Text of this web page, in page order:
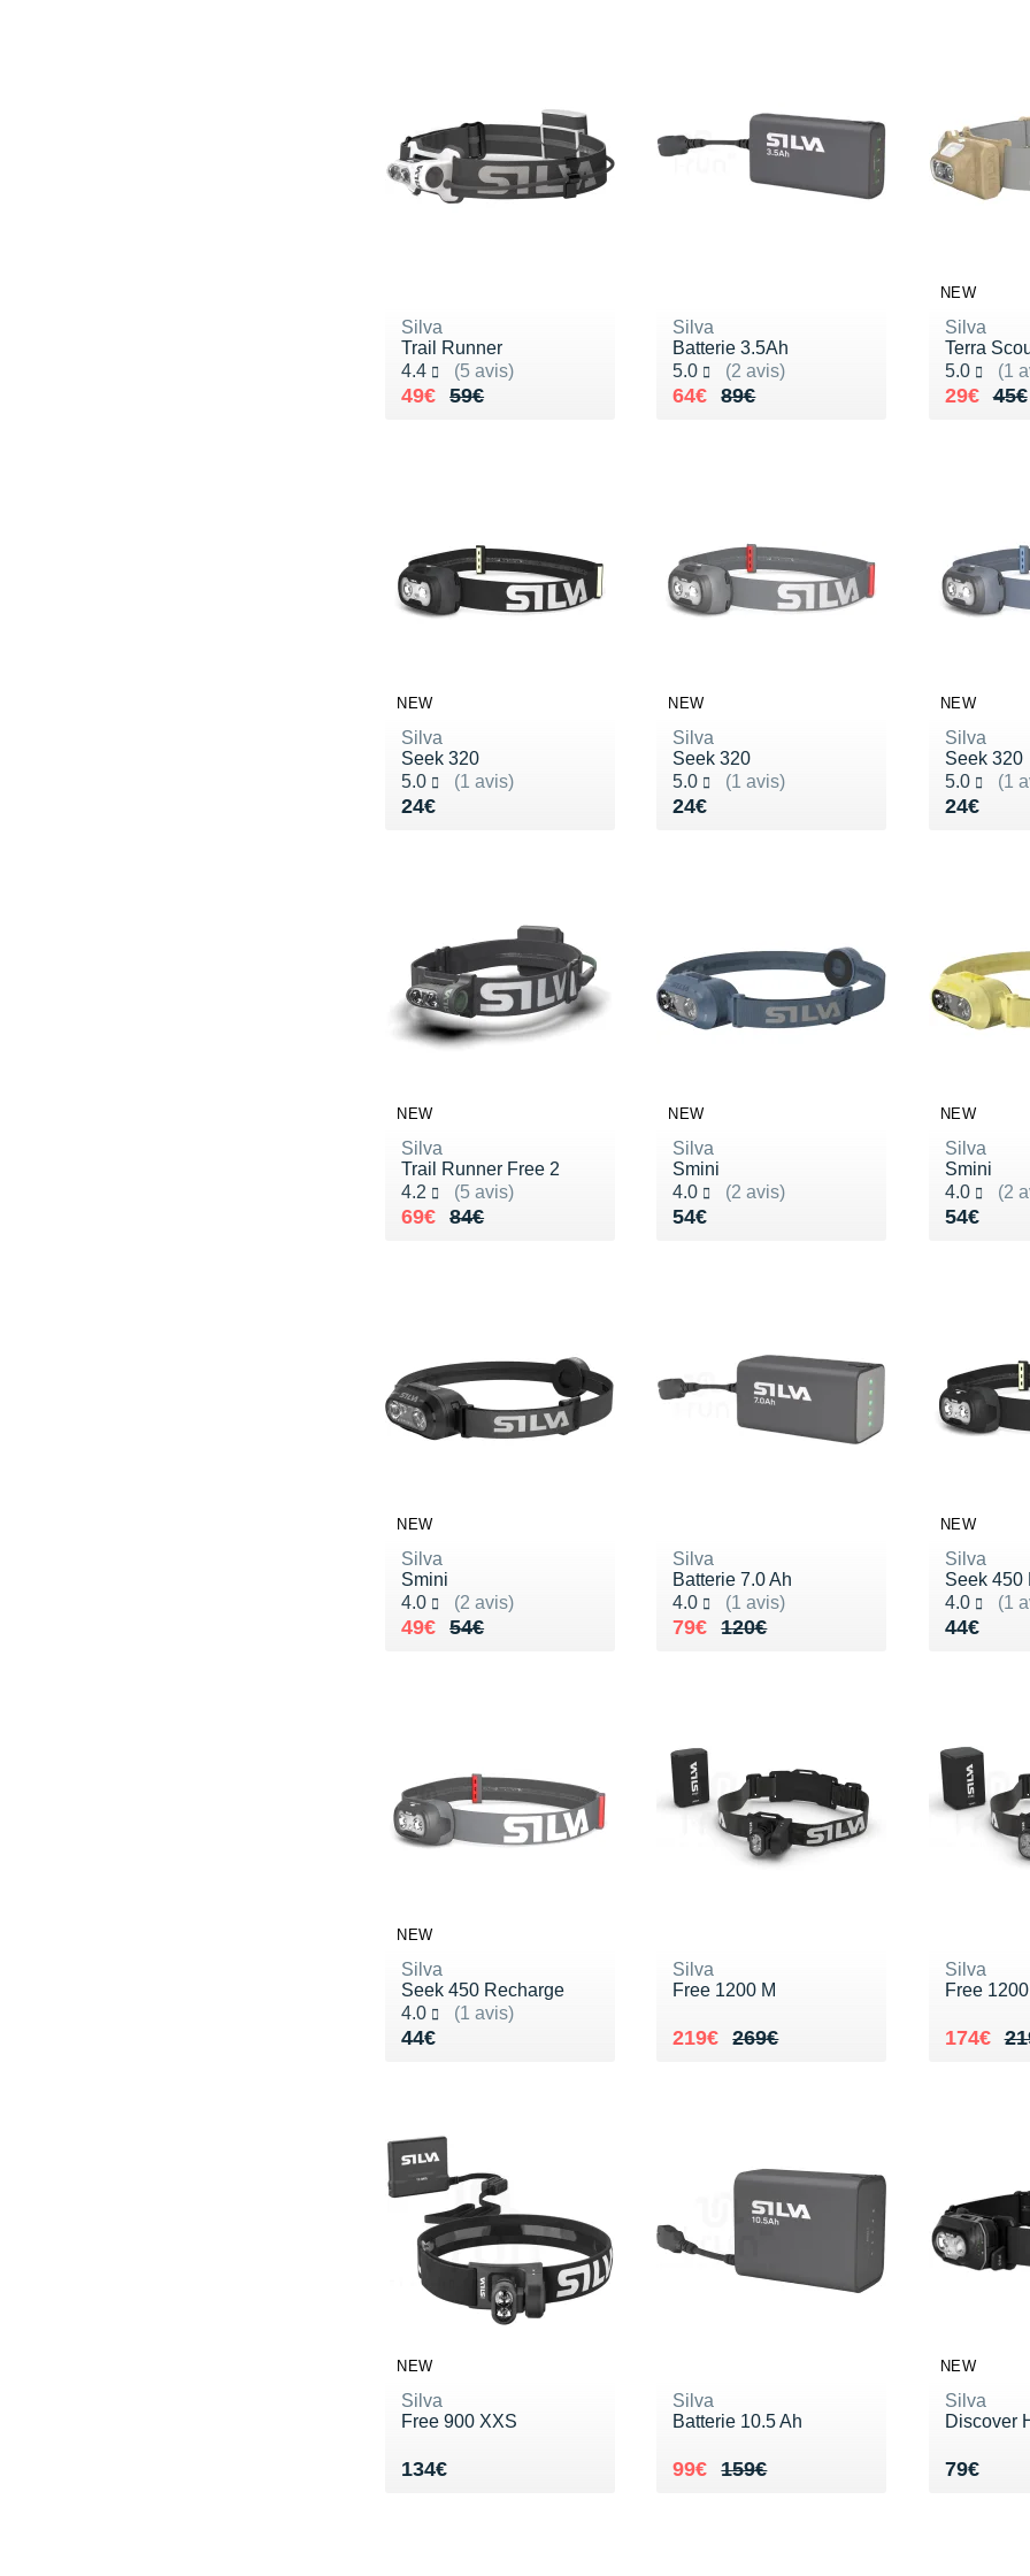
Silva
Trail Runner
4.4
(5 avis)
Noté 4.4 sur 5
59€
Au lieu de 59€
49€
Vendu 49€
Silva
Batterie 3.5Ah
5.0
(2 avis)
Noté 5.0 sur 5
89€
Au lieu de 89€
64€
Vendu 64€
NEW
Silva
Terra
5.0
(1
Noté 5.0
45€
Au lieu
29€
Vendu
NEW
Silva
Seek 320
5.0
(1 avis)
Noté 5.0 sur 5
24€
Vendu 24€
NEW
Silva
Seek 320
5.0
(1 avis)
Noté 5.0 sur 5
24€
Vendu 24€
NEW
Silva
Seek 320
5.0
(1
Noté 5.0
24€
Vendu
NEW
Silva
Trail Runner Free 2
4.2
(5 avis)
Noté 4.2 sur 5
84€
Au lieu de 84€
69€
Vendu 69€
NEW
Silva
Smini
4.0
(2 avis)
Noté 4.0 sur 5
54€
Vendu 54€
NEW
Silva
Smini
4.0
(2
Noté 4.0
54€
Vendu
NEW
Silva
Smini
4.0
(2 avis)
Noté 4.0 sur 5
54€
Au lieu de 54€
49€
Vendu 49€
Silva
Batterie 7.0 Ah
4.0
(1 avis)
Noté 4.0 sur 5
120€
Au lieu de 120€
79€
Vendu 79€
NEW
Silva
Seek 450
4.0
(1
Noté 4.0
44€
Vendu
NEW
Silva
Seek 450 Recharge
4.0
(1 avis)
Noté 4.0 sur 5
44€
Vendu 44€
Silva
Free 1200 M
269€
Au lieu de 269€
219€
Vendu 219€
Silva
Free
Au lieu
174€
Vendu
NEW
Silva
Free 900 XXS
134€
Vendu 134€
Silva
Batterie 10.5 Ah
159€
Au lieu de 159€
99€
Vendu 99€
NEW
Silva
Discover
79€
Vendu